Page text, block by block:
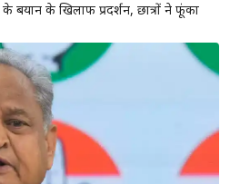
के बयान के खिलाफ प्रदर्शन, छात्रों ने फूंका